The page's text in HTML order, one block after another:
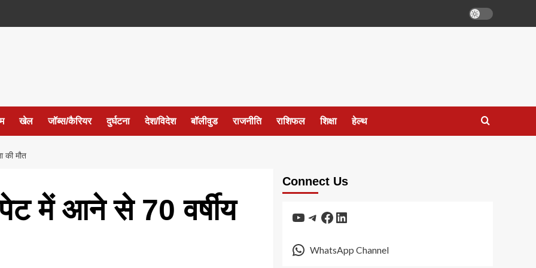
खेल जॉब्स/कैरियर दुर्घटना देश/विदेश बॉलीवुड राजनीति राशिफल शिक्षा हेल्थ
की मौत
में आने से 70 वर्षीय
Connect Us
YouTube
Telegram
Facebook
LinkedIn
WhatsApp Channel